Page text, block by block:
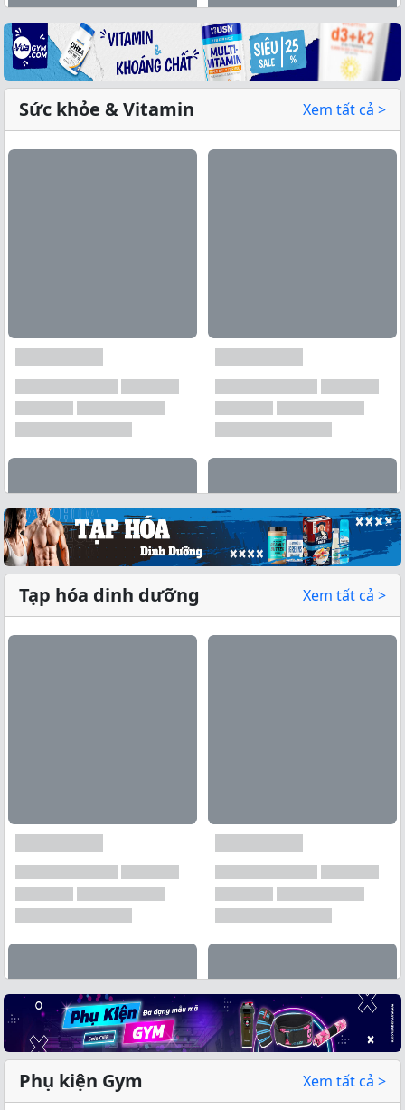
Xem tất cả →
Xem tất cả →
Sức khỏe & Vitamin Xem tất cả >
Xem tất cả →
Tạp hóa dinh dưỡng Xem tất cả >
Phụ kiện Gym Xem tất cả >